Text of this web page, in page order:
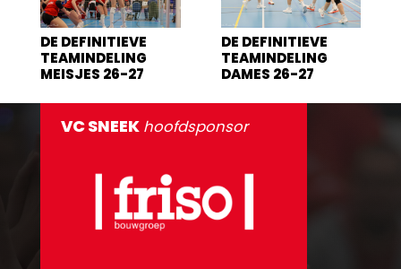
DE DEFINITIEVE
TEAMINDELING
MEISJES 26-27
DE DEFINITIEVE
TEAMINDELING
DAMES 26-27
VC SNEEK hoofdsponsor